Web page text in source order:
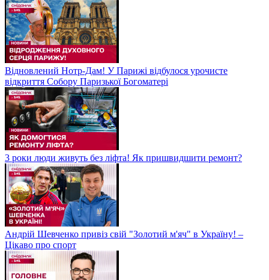
Відновлений Нотр-Дам! У Парижі відбулося урочисте
відкриття Собору Паризької Богоматері
3 роки люди живуть без ліфта! Як пришвидшити ремонт?
Андрій Шевченко привіз свій "Золотий м'яч" в Україну! –
Цікаво про спорт